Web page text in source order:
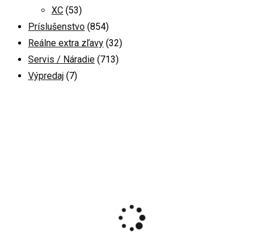
XC (53)
Príslušenstvo (854)
Reálne extra zľavy (32)
Servis / Náradie (713)
Výpredaj (7)